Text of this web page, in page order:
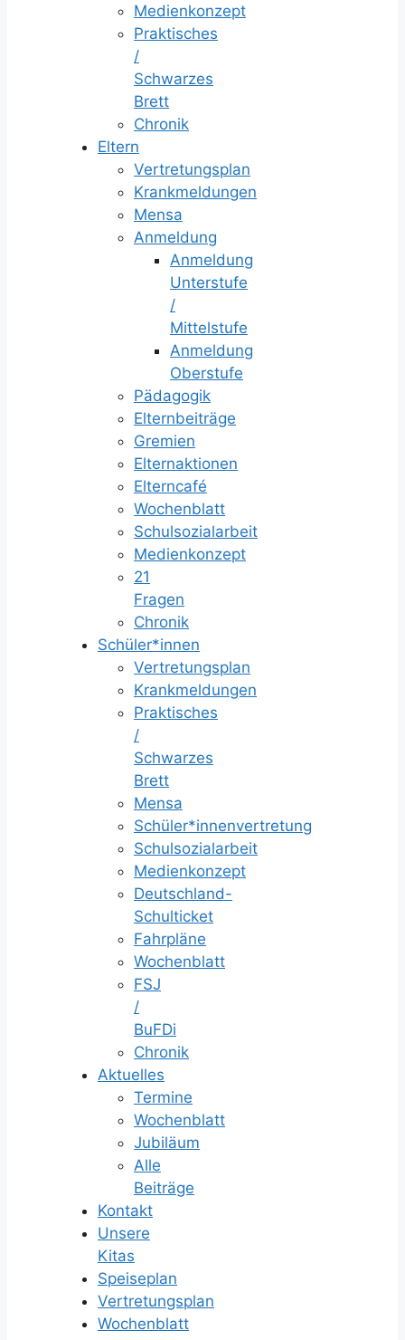
Medienkonzept
Praktisches
/
Schwarzes
Brett
Chronik
Eltern
Vertretungsplan
Krankmeldungen
Mensa
Anmeldung
Anmeldung
Unterstufe
/
Mittelstufe
Anmeldung
Oberstufe
Pädagogik
Elternbeiträge
Gremien
Elternaktionen
Elterncafé
Wochenblatt
Schulsozialarbeit
Medienkonzept
21
Fragen
Chronik
Schüler*innen
Vertretungsplan
Krankmeldungen
Praktisches
/
Schwarzes
Brett
Mensa
Schüler*innenvertretung
Schulsozialarbeit
Medienkonzept
Deutschland-
Schulticket
Fahrpläne
Wochenblatt
FSJ
/
BuFDi
Chronik
Aktuelles
Termine
Wochenblatt
Jubiläum
Alle
Beiträge
Kontakt
Unsere
Kitas
Speiseplan
Vertretungsplan
Wochenblatt